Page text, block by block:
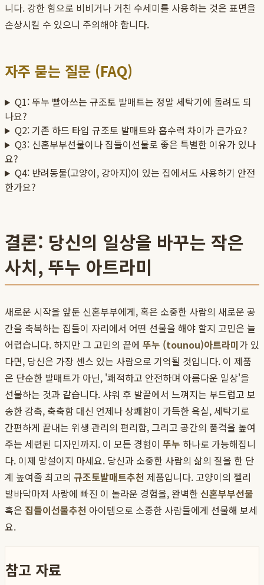
니다. 강한 힘으로 비비거나 거친 수세미를 사용하는 것은 표면을
손상시킬 수 있으니 주의해야 합니다.
자주 묻는 질문 (FAQ)
Q1: 뚜누 빨아쓰는 규조토 발매트는 정말 세탁기에 돌려도 되
나요?
Q2: 기존 하드 타입 규조토 발매트와 흡수력 차이가 큰가요?
Q3: 신혼부부선물이나 집들이선물로 좋은 특별한 이유가 있나
요?
Q4: 반려동물(고양이, 강아지)이 있는 집에서도 사용하기 안전
한가요?
결론: 당신의 일상을 바꾸는 작은
사치, 뚜누 아트라미
새로운 시작을 앞둔 신혼부부에게, 혹은 소중한 사람의 새로운 공
간을 축복하는 집들이 자리에서 어떤 선물을 해야 할지 고민은 늘
어렵습니다. 하지만 그 고민의 끝에 뚜누 (tounou)아트라미가 있
다면, 당신은 가장 센스 있는 사람으로 기억될 것입니다. 이 제품
은 단순한 발매트가 아닌, '쾌적하고 안전하며 아름다운 일상'을
선물하는 것과 같습니다. 샤워 후 발끝에서 느껴지는 부드럽고 보
송한 감촉, 축축함 대신 언제나 상쾌함이 가득한 욕실, 세탁기로
간편하게 끝내는 위생 관리의 편리함, 그리고 공간의 품격을 높여
주는 세련된 디자인까지. 이 모든 경험이 뚜누 하나로 가능해집니
다. 이제 망설이지 마세요. 당신과 소중한 사람의 삶의 질을 한 단
계 높여줄 최고의 규조토발매트추천 제품입니다. 고양이의 젤리
발바닥마저 사랑에 빠진 이 놀라운 경험을, 완벽한신혼부부선물
혹은 집들이선물추천 아이템으로 소중한 사람들에게 선물해 보세
요.
참고 자료